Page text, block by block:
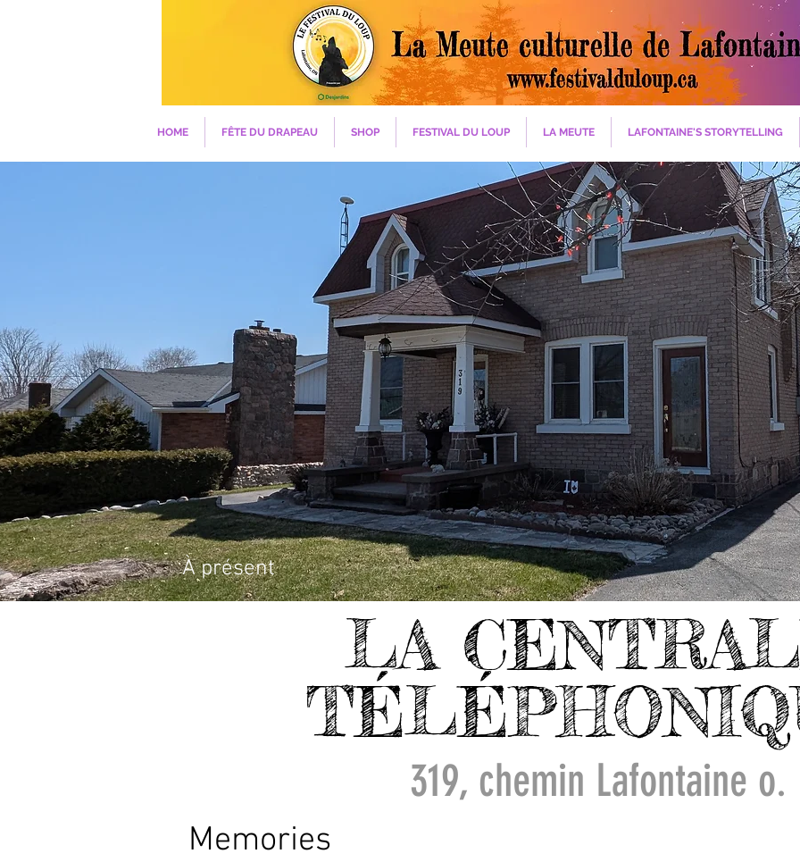
HOME FÊTE DU DRAPEAU SHOP FESTIVAL DU LOUP LA MEUTE LAFONTAINE'S STORYTELLING
À présent
LA
319, chemin Lafontaine o.
Memories